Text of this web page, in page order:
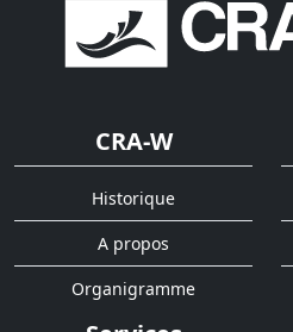
CRA-W
Historique
A propos
Organigramme